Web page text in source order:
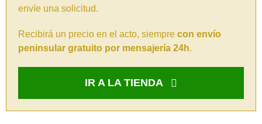
envíe una solicitud.
Recibirá un precio en el acto, siempre con envío
peninsular gratuito por mensajería 24h.
IR A LA TIENDA